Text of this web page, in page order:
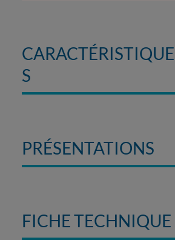
CARACTÉRISTIQUE
S
PRÉSENTATIONS
FICHE TECHNIQUE